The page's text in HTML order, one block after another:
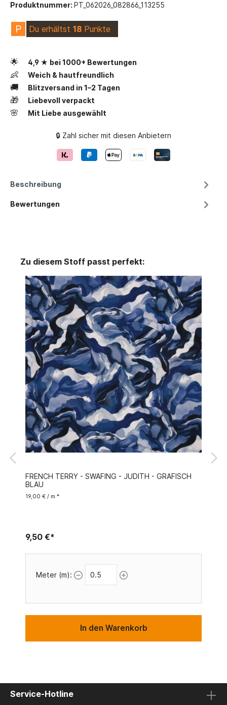
Produktnummer: PT_062026_082866_113255
P Du erhältst 18 Punkte
🌟 4,9 ★ bei 1000+ Bewertungen
👶 Weich & hautfreundlich
🚚 Blitzversand in 1–2 Tagen
🎁 Liebevoll verpackt
🌸 Mit Liebe ausgewählt
🔒 Zahl sicher mit diesen Anbietern
Beschreibung
Bewertungen
Zu diesem Stoff passt perfekt:
FRENCH TERRY - SWAFING - JUDITH - GRAFISCH
BLAU
19,00 € / m *
9,50 €*
Meter (m):
In den Warenkorb
Service-Hotline